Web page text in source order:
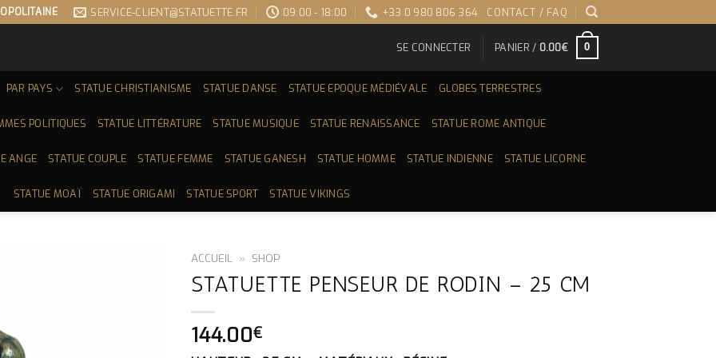
SERVICE-CLIENT@STATUETTE.FR 09:00 - 18:00 +33 0 980 806 364 CONTACT / FAQ
SE CONNECTER PANIER / 0.00€ 0
PAR PAYS STATUE CHRISTIANISME STATUE DANSE STATUE EPOQUE MÉDIÉVALE GLOBES TERRESTRES
POLITIQUES STATUE LITTÉRATURE STATUE MUSIQUE STATUE RENAISSANCE STATUE ROME ANTIQUE
ANGE STATUE COUPLE STATUE FEMME STATUE GANESH STATUE HOMME STATUE INDIENNE STATUE LICORNE
STATUE MOAÏ STATUE ORIGAMI STATUE SPORT STATUE VIKINGS
ACCUEIL » SHOP
STATUETTE PENSEUR DE RODIN – 25 CM
144.00€